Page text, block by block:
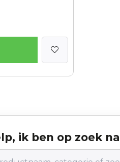
ik ben op zoek